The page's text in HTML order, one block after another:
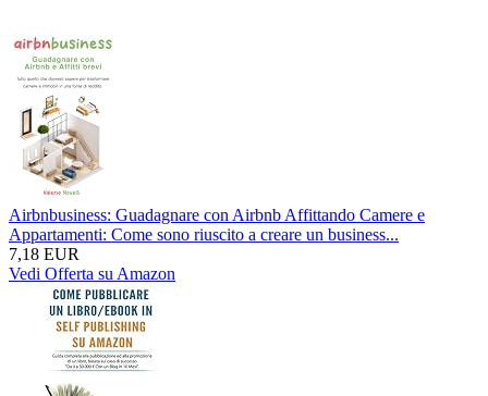
Airbnbusiness: Guadagnare con Airbnb Affittando Camere e
Appartamenti: Come sono riuscito a creare un business...
7,18 EUR
Vedi Offerta su Amazon